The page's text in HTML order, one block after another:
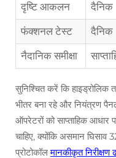
दृष्टि आकलन
दैनिक
फंक्शनल टेस्ट
दैनिक
नैदानिक समीक्षा
सुनिश्चित करें कि
भीतर बना रहे और नियंत्रण
ऑपरेटरों को साप्ताहिक आधार
चाहिए, क्योंकि असमान घिसाव
प्रोटोकॉलमानकीकृत निरीक्षण